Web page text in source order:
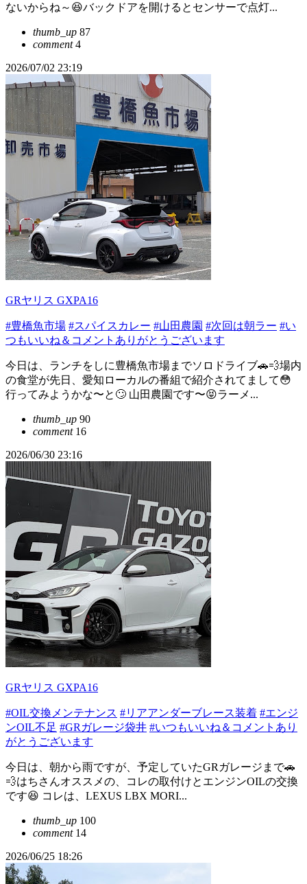
ないからね～😆バックドアを開けるとセンサーで点灯...
thumb_up 87
comment4
2026/07/02 23:19
GRヤリス GXPA16
#豊橋魚市場 #スパイスカレー #山田農園 #次回は朝ラー #い
つもいいね＆コメントありがとうございます
今日は、ランチをしに豊橋魚市場までソロドライブ🚗💨場内
の食堂が先日、愛知ローカルの番組で紹介されてまして😳
行ってみようかな〜と🙄 山田農園です〜😝ラーメ...
thumb_up 90
comment16
2026/06/30 23:16
GRヤリス GXPA16
#OIL交換メンテナンス #リアアンダーブレース装着 #エンジ
ンOIL不足 #GRガレージ袋井 #いつもいいね＆コメントあり
がとうございます
今日は、朝から雨ですが、予定していたGRガレージまで🚗
💨はちさんオススメの、コレの取付けとエンジンOILの交換
です😆 コレは、LEXUS LBX MORI...
thumb_up 100
comment14
2026/06/25 18:26